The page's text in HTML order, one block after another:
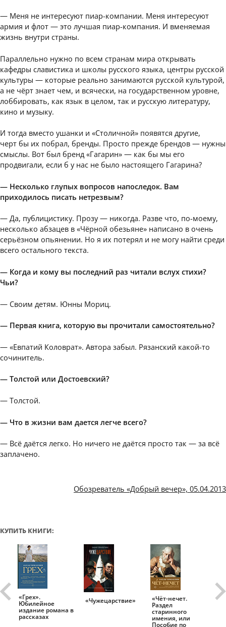
— Меня не интересуют пиар-компании. Меня интересуют
армия и флот — это лучшая пиар-компания. И вменяемая
жизнь внутри страны.
Параллельно нужно по всем странам мира открывать
кафедры славистика и школы русского языка, центры русской
культуры — которые реально занимаются русской культурой,
а не чёрт знает чем, и всячески, на государственном уровне,
лоббировать, как язык в целом, так и русскую литературу,
кино и музыку.
И тогда вместо ушанки и «Столичной» появятся другие,
черт бы их побрал, бренды. Просто прежде брендов — нужны
смыслы. Вот был бренд «Гагарин» — как бы мы его
продвигали, если б у нас не было настоящего Гагарина?
— Несколько глупых вопросов напоследок. Вам
приходилось писать нетрезвым?
— Да, публицистику. Прозу — никогда. Разве что, по-моему,
несколько абзацев в «Чёрной обезьяне» написано в очень
серьёзном опьянении. Но я их потерял и не могу найти среди
всего остального текста.
— Когда и кому вы последний раз читали вслух стихи?
Чьи?
— Своим детям. Юнны Мориц.
— Первая книга, которую вы прочитали самостоятельно?
— «Евпатий Коловрат». Автора забыл. Рязанский какой-то
сочинитель.
— Толстой или Достоевский?
— Толстой.
— Что в жизни вам дается легче всего?
— Всё даётся легко. Но ничего не даётся просто так — за всё
заплачено.
Обозреватель «Добрый вечер», 05.04.2013
КУПИТЬ КНИГИ:
«Грех».
Юбилейное
издание романа в
рассказах
«Чужецарствие» «Чёт-нечет.
Раздел
старинного
имения, или
Пособие по